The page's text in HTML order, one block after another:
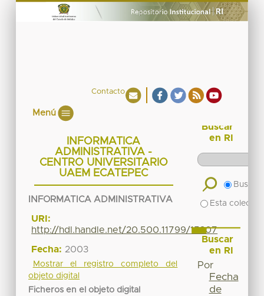
Contacto
Menú
INFORMATICA
ADMINISTRATIVA -
CENTRO UNIVERSITARIO
UAEM ECATEPEC
INFORMATICA ADMINISTRATIVA
URI:
http://hdl.handle.net/20.500.11799/15307
Fecha: 2003
Mostrar el registro completo del
objeto digital
Ficheros en el objeto digital
Buscar
en RI
Buscar
Esta
Buscar
en RI
Por
Fecha
de